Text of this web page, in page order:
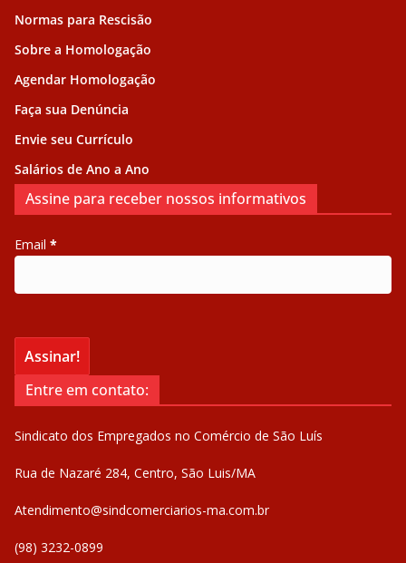
Normas para Rescisão
Sobre a Homologação
Agendar Homologação
Faça sua Denúncia
Envie seu Currículo
Salários de Ano a Ano
Assine para receber nossos informativos
Email *
Entre em contato:
Sindicato dos Empregados no Comércio de São Luís
Rua de Nazaré 284, Centro, São Luis/MA
Atendimento@sindcomerciarios-ma.com.br
(98) 3232-0899